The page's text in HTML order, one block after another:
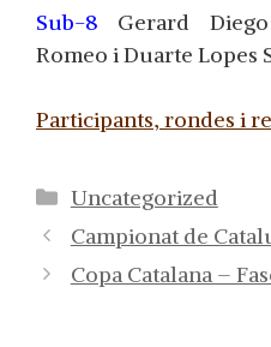
Sub-8 Gerard
Romeo i Duarte Lopes
Participants, rondes i
Categorías
Uncategorized
Campionat de
Copa Catalana –